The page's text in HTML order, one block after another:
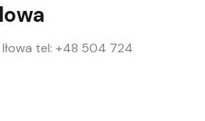
Iłowa tel: +48 504 724